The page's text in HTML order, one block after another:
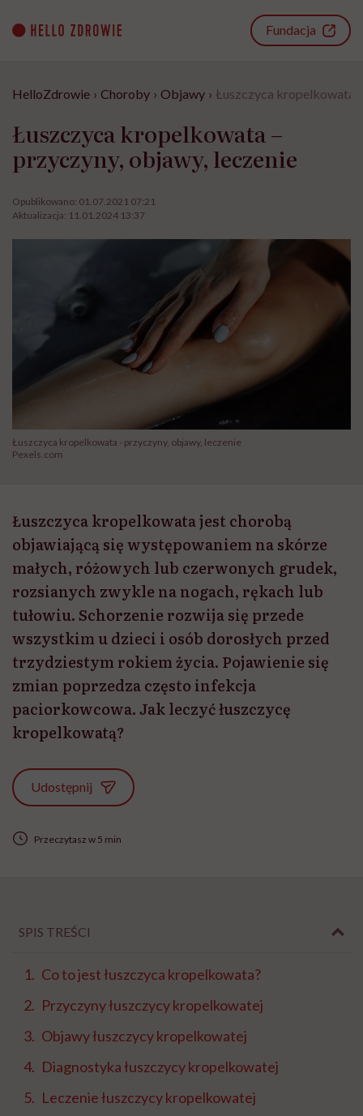
content
Fundacja
HelloZdrowie › Choroby › Objawy › Łuszczyca kropelkowata
Łuszczyca kropelkowata –
przyczyny, objawy, leczenie
Opublikowano: 01.07.2021 07:21
Aktualizacja: 11.01.2024 13:37
Łuszczyca kropelkowata - przyczyny, objawy, leczenie
Pexels.com
Łuszczyca kropelkowata jest chorobą
objawiającą się występowaniem na skórze
małych, różowych lub czerwonych grudek,
rozsianych zwykle na nogach, rękach lub
tułowiu. Schorzenie rozwija się przede
wszystkim u dzieci i osób dorosłych przed
trzydziestym rokiem życia. Pojawienie się
zmian poprzedza często infekcja
paciorkowcowa. Jak leczyć łuszczycę
kropelkowatą?
Udostępnij
Przeczytasz w 5 min
SPIS TREŚCI
Co to jest łuszczyca kropelkowata?
Przyczyny łuszczycy kropelkowatej
Objawy łuszczycy kropelkowatej
Diagnostyka łuszczycy kropelkowatej
Leczenie łuszczycy kropelkowatej